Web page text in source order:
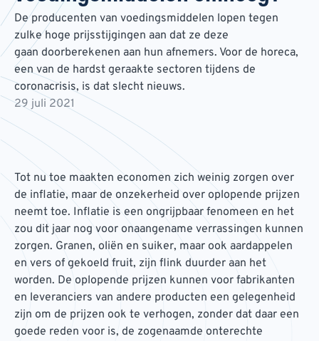
De producenten van voedingsmiddelen lopen tegen
zulke hoge prijsstijgingen aan dat ze deze
gaan doorberekenen aan hun afnemers. Voor de horeca,
een van de hardst geraakte sectoren tijdens de
coronacrisis, is dat slecht nieuws.
29 juli 2021
Tot nu toe maakten economen zich weinig zorgen over
de inflatie, maar de onzekerheid over oplopende prijzen
neemt toe. Inflatie is een ongrijpbaar fenomeen en het
zou dit jaar nog voor onaangename verrassingen kunnen
zorgen. Granen, oliën en suiker, maar ook aardappelen
en vers of gekoeld fruit, zijn flink duurder aan het
worden. De oplopende prijzen kunnen voor fabrikanten
en leveranciers van andere producten een gelegenheid
zijn om de prijzen ook te verhogen, zonder dat daar een
goede reden voor is, de zogenaamde onterechte